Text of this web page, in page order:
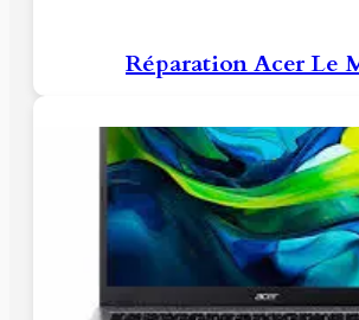
Réparation Acer Le